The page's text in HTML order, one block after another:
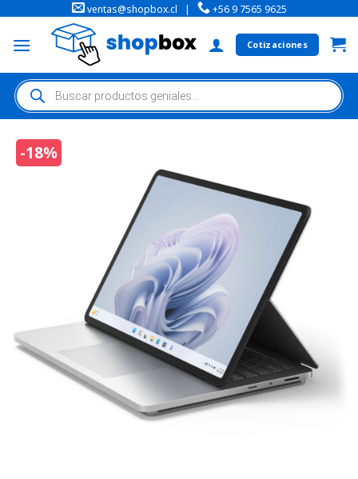
ventas@shopbox.cl | +56 9 7565 9625
Cotizaciones
-18%